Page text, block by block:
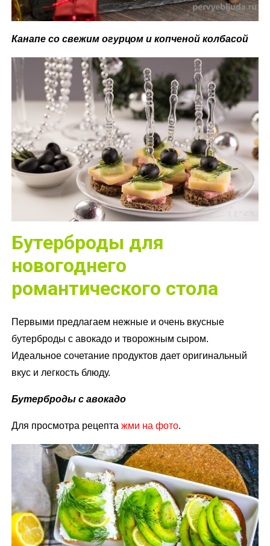
Канапе со свежим огурцом и копченой колбасой
Бутерброды для
новогоднего
романтического стола
Первыми предлагаем нежные и очень вкусные
бутерброды с авокадо и творожным сыром.
Идеальное сочетание продуктов дает оригинальный
вкус и легкость блюду.
Бутерброды с авокадо
Для просмотра рецептажми на фото.